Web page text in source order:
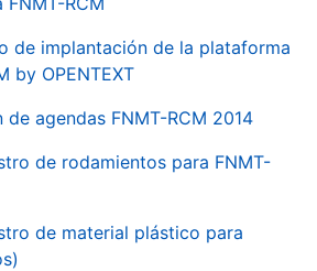
de implantación de la plataforma
by OPENTEXT
de agendas FNMT-RCM 2014
de rodamientos para FNMT-
de material plástico para